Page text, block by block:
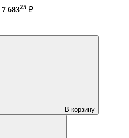
7 68325 ₽
В корзину